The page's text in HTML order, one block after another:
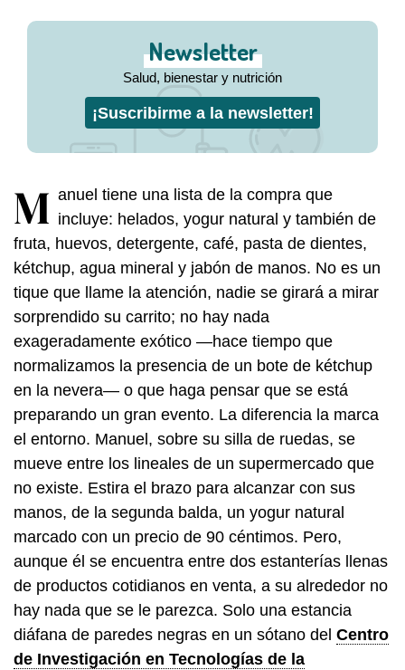
Newsletter
Salud, bienestar y nutrición
¡Suscribirme a la newsletter!
M anuel tiene una lista de la compra que
incluye: helados, yogur natural y también de
fruta, huevos, detergente, café, pasta de dientes,
kétchup, agua mineral y jabón de manos. No es un
tique que llame la atención, nadie se girará a mirar
sorprendido su carrito; no hay nada
exageradamente exótico —hace tiempo que
normalizamos la presencia de un bote de kétchup
en la nevera— o que haga pensar que se está
preparando un gran evento. La diferencia la marca
el entorno. Manuel, sobre su silla de ruedas, se
mueve entre los lineales de un supermercado que
no existe. Estira el brazo para alcanzar con sus
manos, de la segunda balda, un yogur natural
marcado con un precio de 90 céntimos. Pero,
aunque él se encuentra entre dos estanterías llenas
de productos cotidianos en venta, a su alrededor no
hay nada que se le parezca. Solo una estancia
diáfana de paredes negras en un sótano del Centro
de Investigación en Tecnologías de la